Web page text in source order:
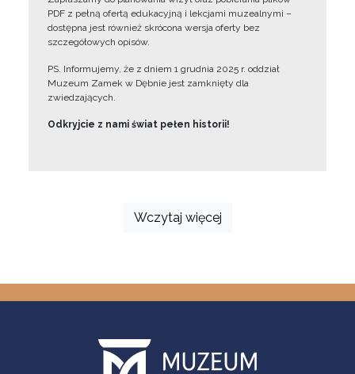
PDF z pełną ofertą edukacyjną i lekcjami muzealnymi –
dostępna jest również skrócona wersja oferty bez
szczegółowych opisów.
PS. Informujemy, że z dniem 1 grudnia 2025 r. oddział
Muzeum Zamek w Dębnie jest zamknięty dla
zwiedzających.
Odkryjcie z nami świat pełen historii!
Wczytaj więcej